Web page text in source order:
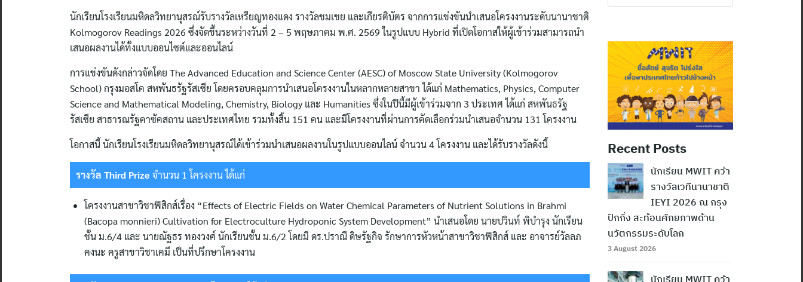
นักเรียนโรงเรียนมหิดลวิทยานุสรณ์รับรางวัลเหรียญทองแดง รางวัลชมเชย และเกียรติบัตร จากการแข่งขันนำเสนอโครงงานระดับนานาชาติ
Kolmogorov Readings 2026 ซึ่งจัดขึ้นระหว่างวันที่ 2 – 5 พฤษภาคม พ.ศ. 2569 ในรูปแบบ Hybrid ที่เปิดโอกาสให้ผู้เข้าร่วมสามารถนำ
เสนอผลงานได้ทั้งแบบออนไซต์และออนไลน์
การแข่งขันดังกล่าวจัดโดย The Advanced Education and Science Center (AESC) of Moscow State University (Kolmogorov
School) กรุงมอสโค สหพันธรัฐรัสเซีย โดยครอบคลุมการนำเสนอโครงงานในหลากหลายสาขา ได้แก่ Mathematics, Physics, Computer
Science and Mathematical Modeling, Chemistry, Biology และ Humanities ซึ่งในปีนี้มีผู้เข้าร่วมจาก 3 ประเทศ ได้แก่ สหพันธรัฐ
รัสเซีย สาธารณรัฐคาซัคสถาน และประเทศไทย รวมทั้งสิ้น 151 คน และมีโครงงานที่ผ่านการคัดเลือกร่วมนำเสนอจำนวน 131 โครงงาน
โอกาสนี้ นักเรียนโรงเรียนมหิดลวิทยานุสรณ์ได้เข้าร่วมนำเสนอผลงานในรูปแบบออนไลน์ จำนวน 4 โครงงาน และได้รับรางวัลดังนี้
รางวัล Third Prizeจำนวน 1 โครงงาน ได้แก่
โครงงานสาขาวิชาฟิสิกส์เรื่อง “Effects of Electric Fields on Water Chemical Parameters of Nutrient Solutions in Brahmi
(Bacopa monnieri) Cultivation for Electroculture Hydroponic System Development” นำเสนอโดย นายปวินท์ พิบำรุง นักเรียน
ชั้น ม.6/4 และ นายณัฐธร ทองวงศ์ นักเรียนชั้น ม.6/2 โดยมี ดร.ปราณี ดิษรัฐกิจ รักษาการหัวหน้าสาขาวิชาฟิสิกส์ และ อาจารย์วัลลภ
คงนะ ครูสาขาวิชาเคมี เป็นที่ปรึกษาโครงงาน
for:
Recent Posts
นักเรียน MWIT คว้า
รางวัลเวทีนานาชาติ
IEYI 2026 ณ กรุง
ปักกิ่ง สะท้อนศักยภาพด้าน
นวัตกรรมระดับโลก
3 August 2026
นักเรียน MWIT คว้า